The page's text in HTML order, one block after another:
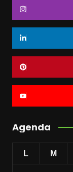
Agenda
L M